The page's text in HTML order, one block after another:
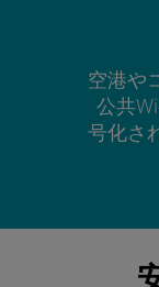
空港や
公共
号化さ